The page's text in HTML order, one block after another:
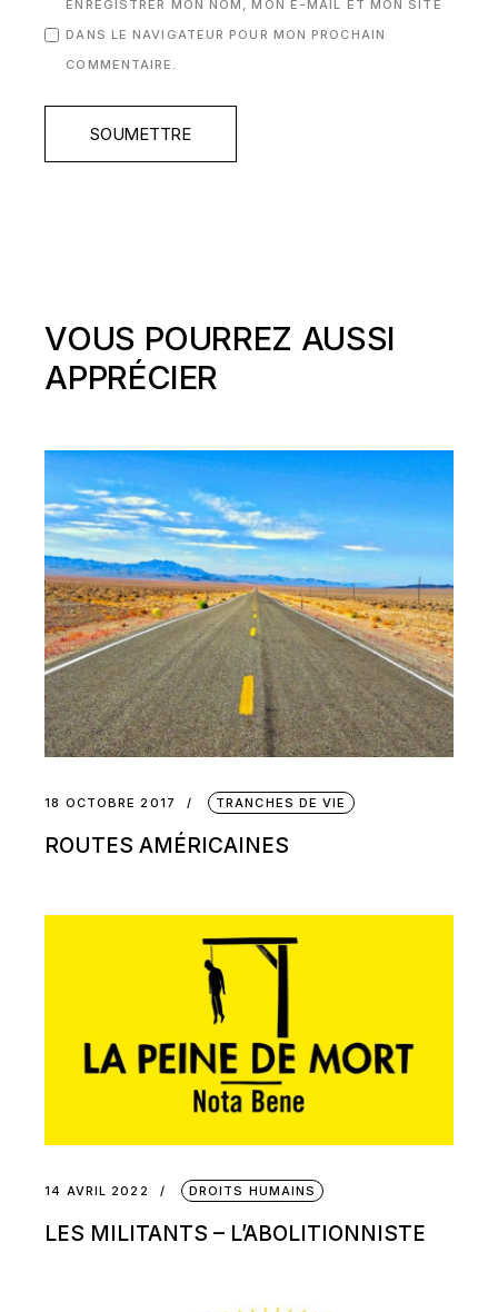
ENREGISTRER MON NOM, MON E-MAIL ET MON SITE
DANS LE NAVIGATEUR POUR MON PROCHAIN
COMMENTAIRE.
SOUMETTRE
VOUS POURREZ AUSSI
APPRÉCIER
18 OCTOBRE 2017 TRANCHES DE VIE
ROUTES AMÉRICAINES
14 AVRIL 2022 DROITS HUMAINS
LES MILITANTS – L’ABOLITIONNISTE